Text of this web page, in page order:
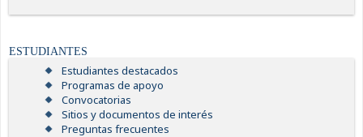
ESTUDIANTES
Estudiantes destacados
Programas de apoyo
Convocatorias
Sitios y documentos de interés
Preguntas frecuentes